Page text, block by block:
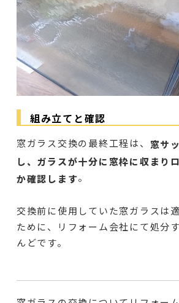
組み立てと確認
窓ガラス交換の最終工程は、 窓サ
し、ガラスが十分に窓枠に収まり
か確認します。
交換前に使用していた窓ガラスは
ために、リフォーム会社にて処分
んどです。